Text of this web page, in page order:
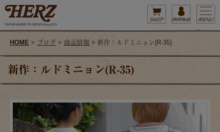
HOME > ブログ > 商品情報 > 新作：ルドミニョン(R-35)
新作：ルドミニョン(R-35)